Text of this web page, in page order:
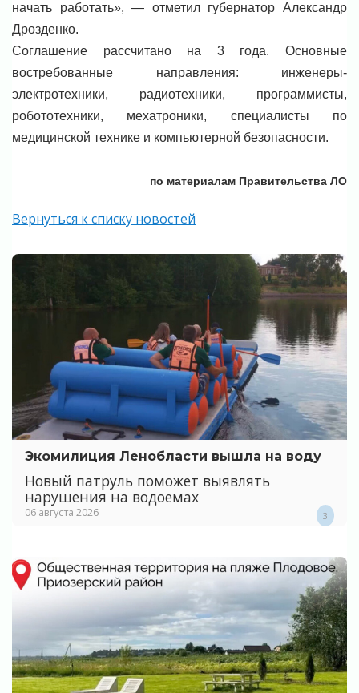
начать работать», — отметил губернатор Александр
Дрозденко.
Соглашение рассчитано на 3 года. Основные
востребованные направления: инженеры-
электротехники, радиотехники, программисты,
робототехники, мехатроники, специалисты по
медицинской технике и компьютерной безопасности.
по материалам Правительства ЛО
Вернуться к списку новостей
Экомилиция Ленобласти вышла на воду
Новый патруль поможет выявлять
нарушения на водоемах
06 августа 2026 3